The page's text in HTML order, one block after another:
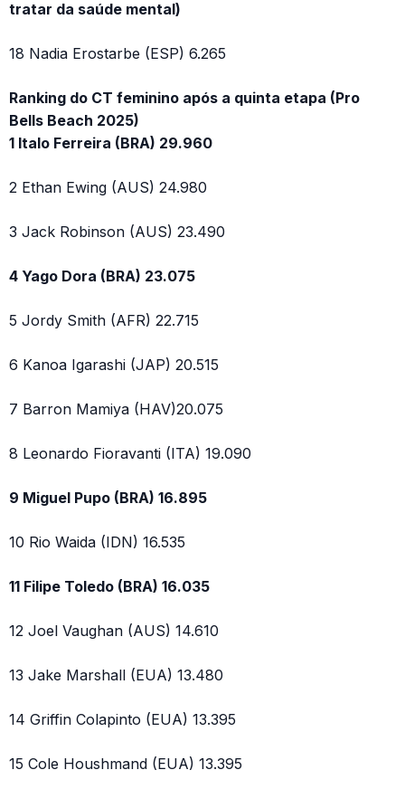
tratar da saúde mental)
18 Nadia Erostarbe (ESP) 6.265
Ranking do CT feminino após a quinta etapa (Pro
Bells Beach 2025)
1 Italo Ferreira (BRA) 29.960
2 Ethan Ewing (AUS) 24.980
3 Jack Robinson (AUS) 23.490
4 Yago Dora (BRA) 23.075
5 Jordy Smith (AFR) 22.715
6 Kanoa Igarashi (JAP) 20.515
7 Barron Mamiya (HAV)20.075
8 Leonardo Fioravanti (ITA) 19.090
9 Miguel Pupo (BRA) 16.895
10 Rio Waida (IDN) 16.535
11 Filipe Toledo (BRA) 16.035
12 Joel Vaughan (AUS) 14.610
13 Jake Marshall (EUA) 13.480
14 Griffin Colapinto (EUA) 13.395
15 Cole Houshmand (EUA) 13.395